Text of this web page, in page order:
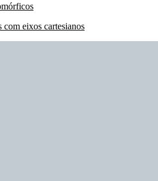
com eixos cartesianos